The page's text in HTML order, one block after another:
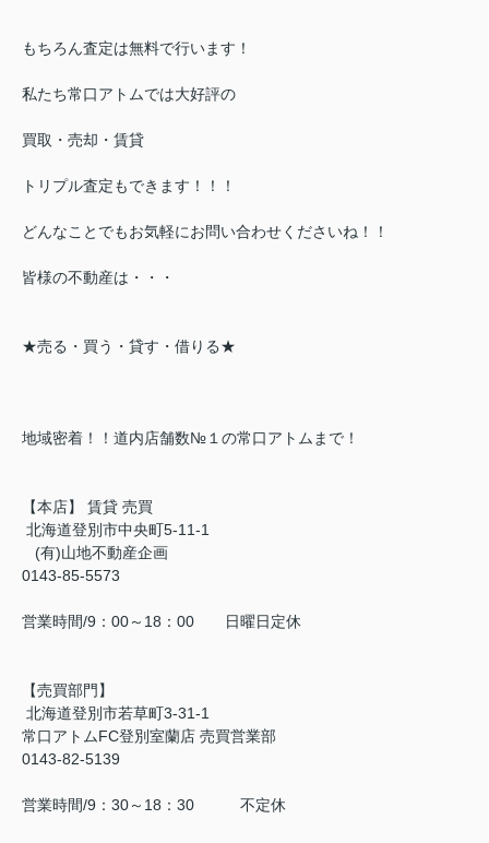
もちろん査定は無料で行います！
私たち常口アトムでは大好評の
買取・売却・賃貸
トリプル査定もできます！！！
どんなことでもお気軽にお問い合わせくださいね！！
皆様の不動産は・・・
★売る・買う・貸す・借りる★
地域密着！！道内店舗数№１の常口アトムまで！
【本店】 賃貸 売買
北海道登別市中央町5-11-1
(有)山地不動産企画
0143-85-5573
営業時間/9：00～18：00 日曜日定休
【売買部門】
北海道登別市若草町3-31-1
常口アトムFC登別室蘭店 売買営業部
0143-82-5139
営業時間/9：30～18：30 不定休